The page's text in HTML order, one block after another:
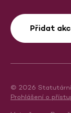
Přidat
© 2026 Statutární
Prohlášení o